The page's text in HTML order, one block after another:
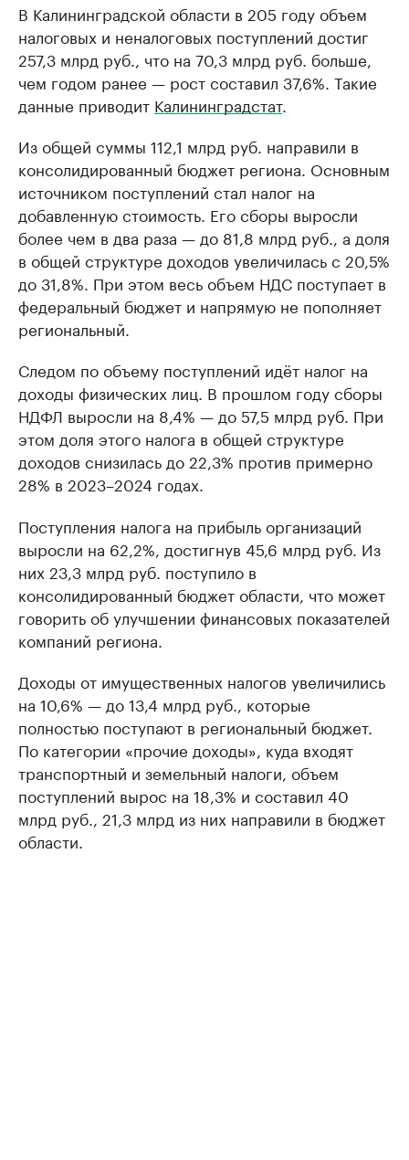
В Калининградской области в 205 году объем
налоговых и неналоговых поступлений достиг
257,3 млрд руб., что на 70,3 млрд руб. больше,
чем годом ранее — рост составил 37,6%. Такие
данные приводит Калининградстат.
Из общей суммы 112,1 млрд руб. направили в
консолидированный бюджет региона. Основным
источником поступлений стал налог на
добавленную стоимость. Его сборы выросли
более чем в два раза — до 81,8 млрд руб., а доля
в общей структуре доходов увеличилась с 20,5%
до 31,8%. При этом весь объем НДС поступает в
федеральный бюджет и напрямую не пополняет
региональный.
Следом по объему поступлений идёт налог на
доходы физических лиц. В прошлом году сборы
НДФЛ выросли на 8,4% — до 57,5 млрд руб. При
этом доля этого налога в общей структуре
доходов снизилась до 22,3% против примерно
28% в 2023–2024 годах.
Поступления налога на прибыль организаций
выросли на 62,2%, достигнув 45,6 млрд руб. Из
них 23,3 млрд руб. поступило в
консолидированный бюджет области, что может
говорить об улучшении финансовых показателей
компаний региона.
Доходы от имущественных налогов увеличились
на 10,6% — до 13,4 млрд руб., которые
полностью поступают в региональный бюджет.
По категории «прочие доходы», куда входят
транспортный и земельный налоги, объем
поступлений вырос на 18,3% и составил 40
млрд руб., 21,3 млрд из них направили в бюджет
области.